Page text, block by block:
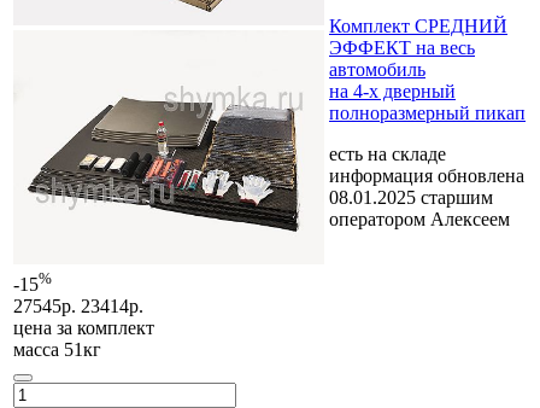
-15%
27545р. 23414р.
цена за комплект
масса 51кг
Комплект СРЕДНИЙ
ЭФФЕКТ на весь
автомобиль
на 4-х дверный
полноразмерный пикап
есть на складе
информация обновлена
08.01.2025 старшим
оператором Алексеем